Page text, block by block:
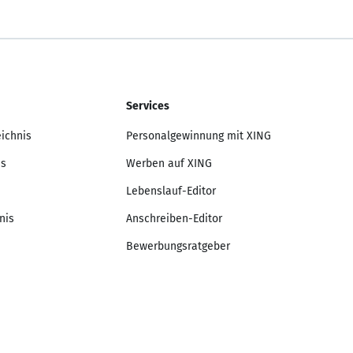
Services
Personalgewinnung mit XING
Werben auf XING
Lebenslauf-Editor
Anschreiben-Editor
Bewerbungsratgeber